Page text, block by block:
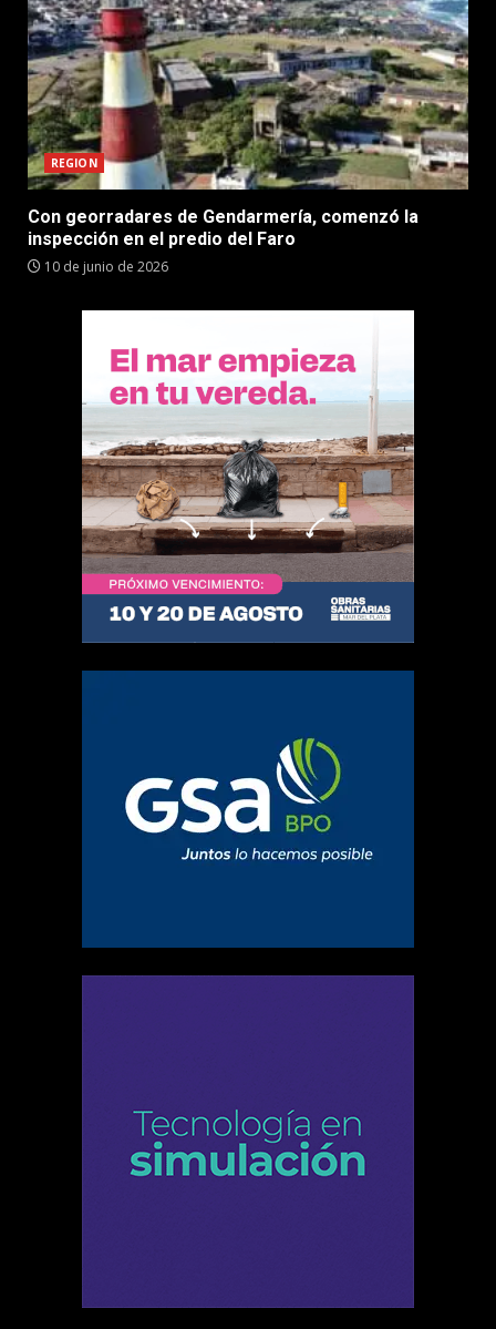
REGION
Con georradares de Gendarmería, comenzó la
inspección en el predio del Faro
10 de junio de 2026